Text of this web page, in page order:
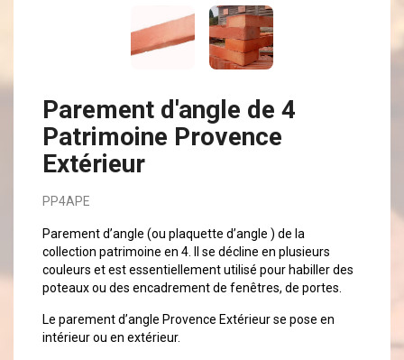
Parement d'angle de 4
Patrimoine Provence
Extérieur
PP4APE
Parement d’angle (ou plaquette d’angle ) de la
collection patrimoine en 4. Il se décline en plusieurs
couleurs et est essentiellement utilisé pour habiller des
poteaux ou des encadrement de fenêtres, de portes.
Le parement d’angle Provence Extérieur se pose en
intérieur ou en extérieur.